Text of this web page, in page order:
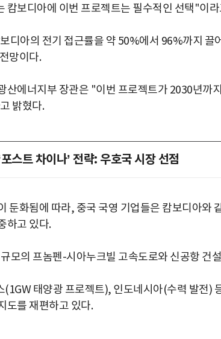
캄보디아에 이번 프로젝트는 필수적인 선택"이
디아의 전기 접근률을 약 50%에서 96%까지 끌
망이다.
산에너지부 장관은 "이번 프로젝트가 2030년까
밝혔다.
스트 차이나’ 전략: 우호국 시장 선점
둔화됨에 따라, 중국 국영 기업들은 캄보디아와
하고 있다.
모의 프놈펜-시아누크빌 고속도로와 신공항 건
(1GW 태양광 프로젝트), 인도네시아(수력 발전)
도를 재편하고 있다.